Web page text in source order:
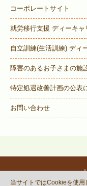
コーポレートサイト
就労移行支援 ディーキャ
自立訓練(生活訓練) ディ
障害のあるお子さまの施
特定処遇改善計画の公表
お問い合わせ
プ
当サイトではCookieを使